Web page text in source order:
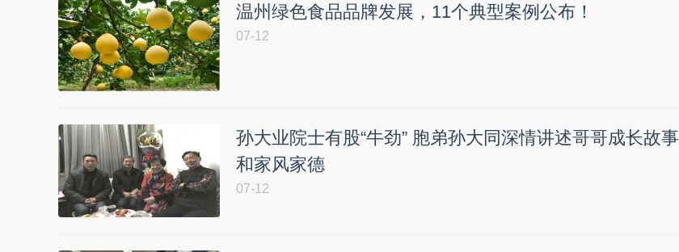
温州绿色食品品牌发展，11个典型案例公布！
07-12
孙大业院士有股“牛劲” 胞弟孙大同深情讲述哥哥成长故事
和家风家德
07-12